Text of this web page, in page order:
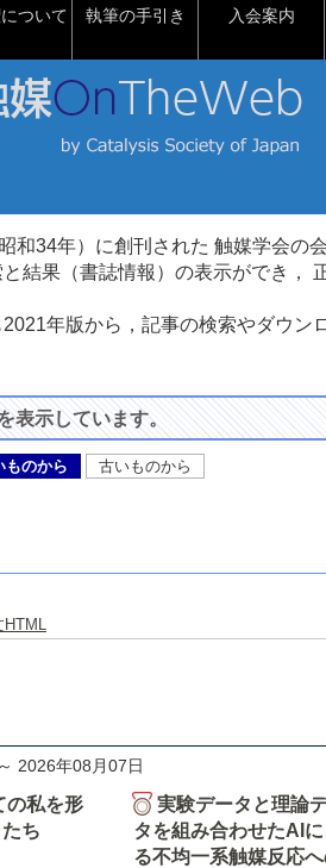
ついて 執筆の手引き 入会案内
和34年）に創刊された 触媒学会の
結果（書誌情報）の表示ができ，
年版から，記事の検索やダウン
表示しています。
ものから 古いものから
2026年08月07日
の私を形
ち
実験データと理論
タを組み合わせたAIに
る不均一系触媒反応